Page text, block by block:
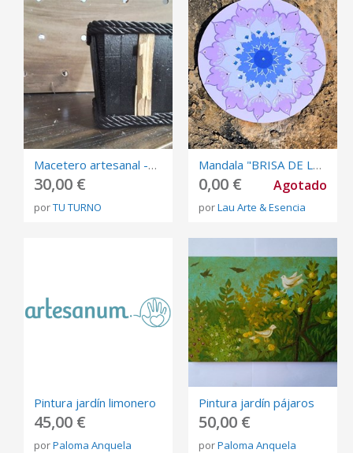
Macetero artesanal -palosanto
30,00 €
porTU TURNO
Mandala "BRISA DE LAVANDA"
0,00 € Agotado
porLau Arte & Esencia
Pintura jardín limonero
45,00 €
porPaloma Anquela
Pintura jardín pájaros
50,00 €
porPaloma Anquela